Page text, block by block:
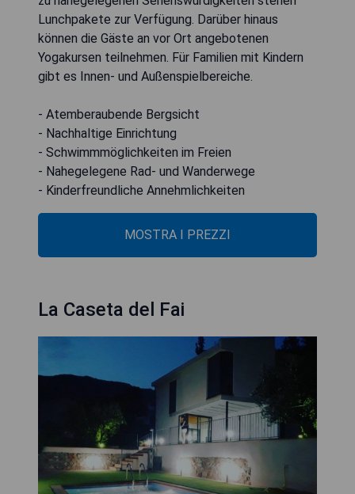
Lunchpakete zur Verfügung. Darüber hinaus
können die Gäste an vor Ort angebotenen
Yogakursen teilnehmen. Für Familien mit Kindern
gibt es Innen- und Außenspielbereiche.
- Atemberaubende Bergsicht
- Nachhaltige Einrichtung
- Schwimmmöglichkeiten im Freien
- Nahegelegene Rad- und Wanderwege
- Kinderfreundliche Annehmlichkeiten
MOSTRA I PREZZI
La Caseta del Fai